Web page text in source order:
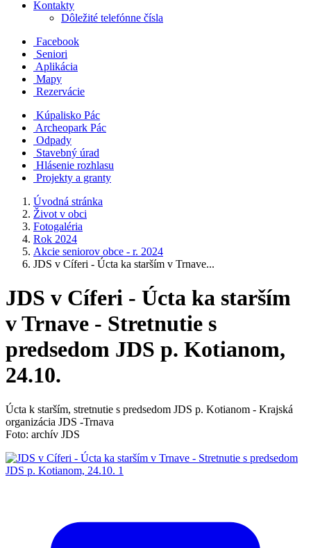
Kontakty
Dôležité telefónne čísla
Facebook
Seniori
Aplikácia
Mapy
Rezervácie
Kúpalisko Pác
Archeopark Pác
Odpady
Stavebný úrad
Hlásenie rozhlasu
Projekty a granty
Úvodná stránka
Život v obci
Fotogaléria
Rok 2024
Akcie seniorov obce - r. 2024
JDS v Cíferi - Úcta ka starším v Trnave...
JDS v Cíferi - Úcta ka starším
v Trnave - Stretnutie s
predsedom JDS p. Kotianom,
24.10.
Úcta k starším, stretnutie s predsedom JDS p. Kotianom - Krajská
organizácia JDS -Trnava
Foto: archív JDS